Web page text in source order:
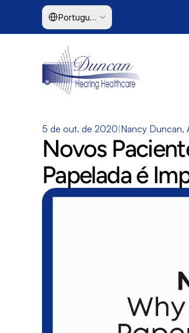
Select Language
Portuguese (Brazil)
5 de out. de 2020 Nancy Duncan,
Novos
Papelada é